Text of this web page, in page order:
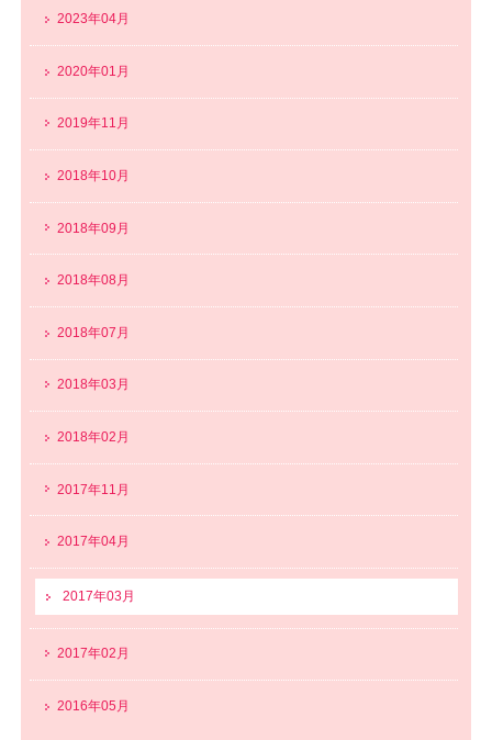
2023年04月
2020年01月
2019年11月
2018年10月
2018年09月
2018年08月
2018年07月
2018年03月
2018年02月
2017年11月
2017年04月
2017年03月
2017年02月
2016年05月